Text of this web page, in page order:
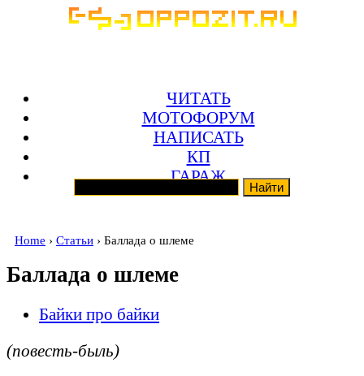
ЧИТАТЬ
МОТОФОРУМ
НАПИСАТЬ
КП
ГАРАЖ
Home › Статьи › Баллада о шлеме
Баллада о шлеме
Байки про байки
(повесть-быль)